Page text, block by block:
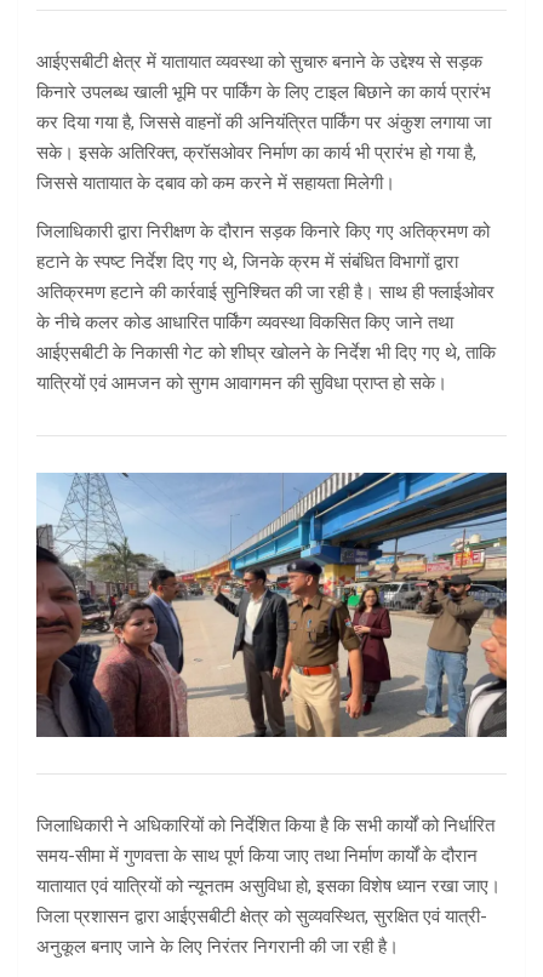
आईएसबीटी क्षेत्र में यातायात व्यवस्था को सुचारु बनाने के उद्देश्य से सड़क
किनारे उपलब्ध खाली भूमि पर पार्किंग के लिए टाइल बिछाने का कार्य प्रारंभ
कर दिया गया है, जिससे वाहनों की अनियंत्रित पार्किंग पर अंकुश लगाया जा
सके। इसके अतिरिक्त, क्रॉसओवर निर्माण का कार्य भी प्रारंभ हो गया है,
जिससे यातायात के दबाव को कम करने में सहायता मिलेगी।
जिलाधिकारी द्वारा निरीक्षण के दौरान सड़क किनारे किए गए अतिक्रमण को
हटाने के स्पष्ट निर्देश दिए गए थे, जिनके क्रम में संबंधित विभागों द्वारा
अतिक्रमण हटाने की कार्रवाई सुनिश्चित की जा रही है। साथ ही फ्लाईओवर
के नीचे कलर कोड आधारित पार्किंग व्यवस्था विकसित किए जाने तथा
आईएसबीटी के निकासी गेट को शीघ्र खोलने के निर्देश भी दिए गए थे, ताकि
यात्रियों एवं आमजन को सुगम आवागमन की सुविधा प्राप्त हो सके।
जिलाधिकारी ने अधिकारियों को निर्देशित किया है कि सभी कार्यों को निर्धारित
समय-सीमा में गुणवत्ता के साथ पूर्ण किया जाए तथा निर्माण कार्यों के दौरान
यातायात एवं यात्रियों को न्यूनतम असुविधा हो, इसका विशेष ध्यान रखा जाए।
जिला प्रशासन द्वारा आईएसबीटी क्षेत्र को सुव्यवस्थित, सुरक्षित एवं यात्री-
अनुकूल बनाए जाने के लिए निरंतर निगरानी की जा रही है।